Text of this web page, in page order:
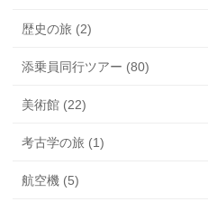
歴史の旅 (2)
添乗員同行ツアー (80)
美術館 (22)
考古学の旅 (1)
航空機 (5)